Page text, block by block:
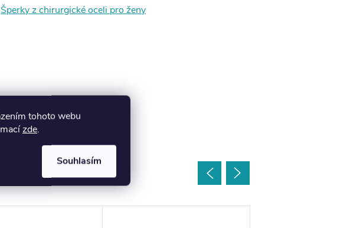
tohoto webu
zde.
Souhlasím
Šperky z chirurgické oceli pro ženy
ještě dokoupit